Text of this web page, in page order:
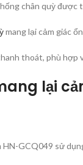
chân quỳ
mang lại cảm giác
thoát, phù hợp
lại
HN-GCQ049 sử